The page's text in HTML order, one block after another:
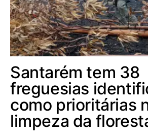
Santarém tem 38
freguesias
como prioritárias
limpeza da